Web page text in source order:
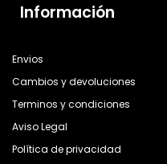
Información
Envios
Cambios y devoluciones
Terminos y condiciones
Aviso Legal
Política de privacidad